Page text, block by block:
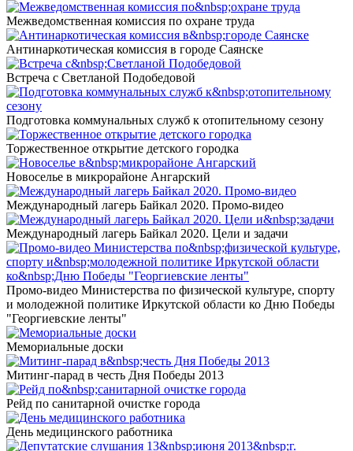
Межведомственная комиссия по охране труда
Антинаркотическая комиссия в городе Саянске
Встреча с Светланой Подобедовой
Подготовка коммунальных служб к отопительному сезону
Торжественное открытие детского городка
Новоселье в микрорайоне Ангарский
Международный лагерь Байкал 2020. Промо-видео
Международный лагерь Байкал 2020. Цели и задачи
Промо-видео Министерства по физической культуре, спорту
и молодежной политике Иркутской области ко Дню Победы
"Георгиевские ленты"
Мемориальные доски
Митинг-парад в честь Дня Победы 2013
Рейд по санитарной очистке города
День медицинского работника